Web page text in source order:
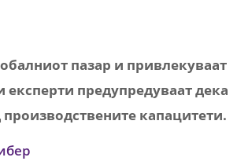
пазар и привлекуваат
експерти предупредуваат дека
капацитети.